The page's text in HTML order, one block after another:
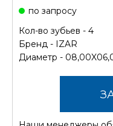
по запросу
Кол-во зубьев - 4
Бренд - IZAR
Диаметр -